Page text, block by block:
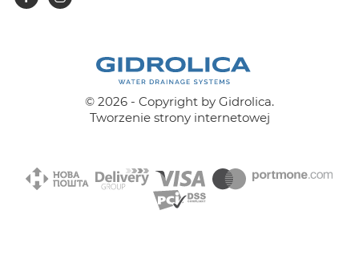
© 2026 - Copyright by Gidrolica.
Tworzenie strony internetowej